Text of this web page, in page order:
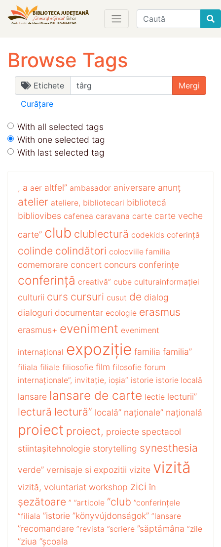
Find
Browse Tags
Etichete
Curățare
With all selected tags
With one selected tag
With last selected tag
, a aer altfel” ambasador aniversare anunț
atelier ateliere, bibliotecari bibliotecă
bibliovibes cafenea caravana carte carte veche
carte” club clublectură codekids coferință
colinde colindători colocviile familia
comemorare concert concurs conferințe
conferință creativă” cube culturainformației
culturii curs cursuri cusut de dialog
dialoguri documentar ecologie erasmus
erasmus+ eveniment eveniment
internațional expoziție familia familia”
filiala filiale filiosofie film filosofie forum
internaționale”, invitație, ioșia” istorie istorie locală
lansare lansare de carte lectie lecturii”
lectură lectură” locală” naționale” națională
proiect proiect, proiecte spectacol
stiintașitehnologie storytelling synesthesia
verde” vernisaje si expozitii vizite vizită
vizită, voluntariat workshop zici în
șezătoare ” ”articole ”club ”conferințele
”filiala ”istorie ”könyvújdonságok” ”lansare
”recomandare ”revista ”scriere ”săptămâna ”zile
”ziua ”școala